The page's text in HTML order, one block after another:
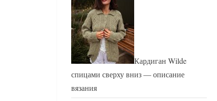
Кардиган Wilde
спицами сверху вниз — описание
вязания